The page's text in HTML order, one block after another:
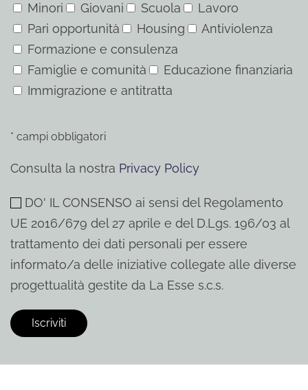
Minori Giovani Scuola
Lavoro
Pari opportunità
Housing
Antiviolenza
Formazione e consulenza
Famiglie e comunità
Educazione finanziaria
Immigrazione e antitratta
* campi obbligatori
Consulta la nostra Privacy Policy
DO' IL CONSENSO ai sensi del Regolamento
UE 2016/679 del 27 aprile e del D.Lgs. 196/03 al
trattamento dei dati personali per essere
informato/a delle iniziative collegate alle diverse
progettualità gestite da La Esse s.c.s.